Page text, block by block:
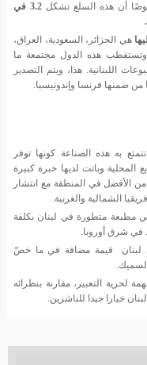
أن هذه السلع تشكل
3.2 في
هي الجزائر، السعودية، العراق،
وتستقطب هذه الدول مجتمعة ما
اللبنانية. هذا، ويتم التصدير
من ضمنها فرنسا وإندونيسيا.
به هذه الصناعة كونها توفر
المحلية وباتت لديها خبرة كبيرة
الأفضل في المنطقة مع انتشار
الشمالية والغربية.
في مطبعة متطورة في لبنان بكلفة
لبنان قيمة مضافة في ما خصّ
لحرية التعبير، مقارنة بنظرائه
خيارا جيدا للناشرين.